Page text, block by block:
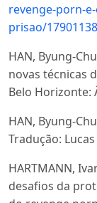
revenge-porn-
prisao/
HAN, Byung-
novas técnicas
Belo Horizonte:
HAN, Byung-
Tradução:
HARTMANN,
desafios da